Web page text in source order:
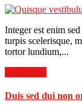
Integer est enim
turpis scelerisque,
tortor lundium,...
Duis sed dui non